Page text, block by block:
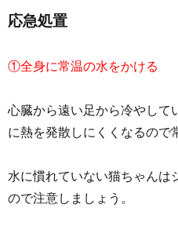
応急処置
①全身に常温の水をかける
心臓から遠い足から冷やして
に熱を発散しにくくなるので
水に慣れていない猫ちゃんは
ので注意しましょう。